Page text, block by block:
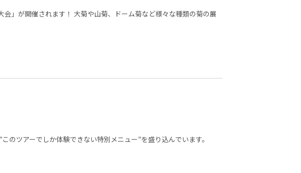
」が開催されます！ 大菊や山菊、ドーム菊など様々な種類の菊の展
のツアーでしか体験できない特別メニュー"を盛り込んでいます。